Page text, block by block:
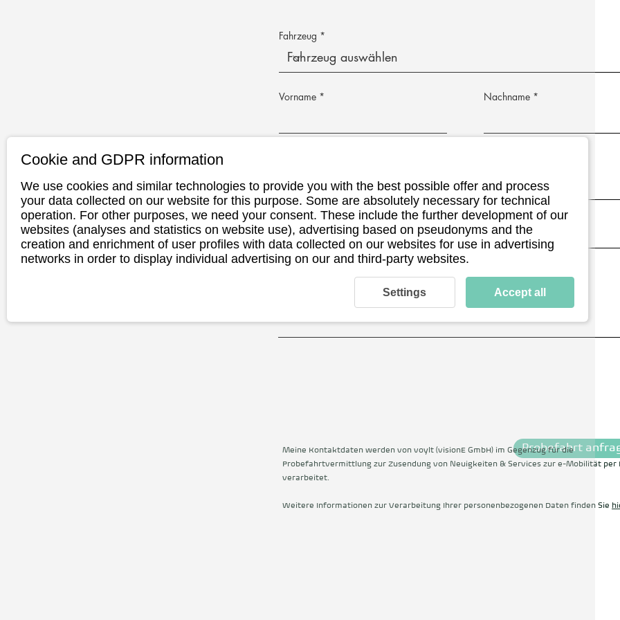
Fahrzeug
Vorname Nachname
Telefon (optional)
Wunschtermin (optional)
Probefahrt
Meine Kontaktdaten werden von voylt (visionE GmbH) im Gegenzug für die
Probefahrtvermittlung zur Zusendung von Neuigkeiten & Services zur e-Mobilität per
verarbeitet.
Weitere Informationen zur Verarbeitung Ihrer personenbezogenen Daten finden Sie
Cookie and GDPR information
We use cookies and similar technologies to provide you with the best possible offer and process
your data collected on our website for this purpose. Some are absolutely necessary for technical
operation. For other purposes, we need your consent. These include the further development of our
websites (analyses and statistics on website use), advertising based on pseudonyms and the
creation and enrichment of user profiles with data collected on our websites for use in advertising
networks in order to display individual advertising on our and third-party websites.
Settings Accept all